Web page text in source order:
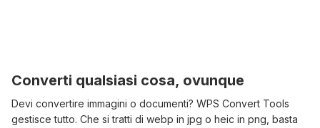
Converti qualsiasi cosa, ovunque
Devi convertire immagini o documenti? WPS Convert Tools
gestisce tutto. Che si tratti di webp in jpg o heic in png, basta